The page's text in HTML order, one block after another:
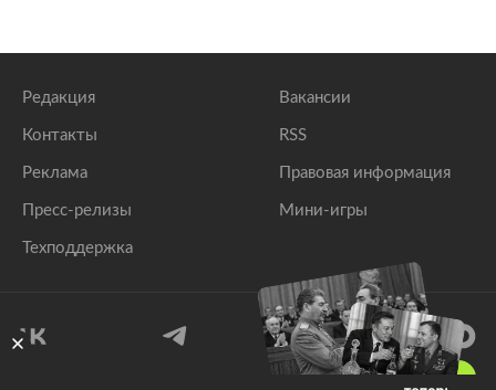
Редакция
Контакты
Реклама
Пресс-релизы
Техподдержка
Вакансии
RSS
Правовая информация
Мини-игры